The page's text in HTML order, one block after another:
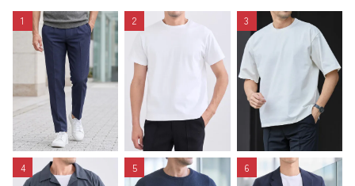
1 2 3
4 5 6